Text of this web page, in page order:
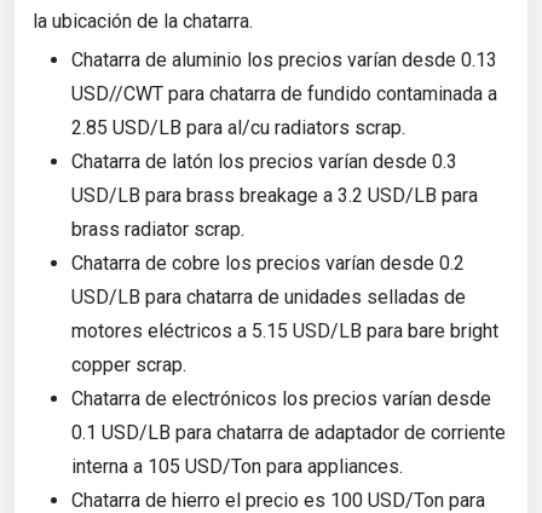
la ubicación de la chatarra.
Chatarra de aluminio los precios varían desde 0.13
USD//CWT para chatarra de fundido contaminada a
2.85 USD/LB para al/cu radiators scrap.
Chatarra de latón los precios varían desde 0.3
USD/LB para brass breakage a 3.2 USD/LB para
brass radiator scrap.
Chatarra de cobre los precios varían desde 0.2
USD/LB para chatarra de unidades selladas de
motores eléctricos a 5.15 USD/LB para bare bright
copper scrap.
Chatarra de electrónicos los precios varían desde
0.1 USD/LB para chatarra de adaptador de corriente
interna a 105 USD/Ton para appliances.
Chatarra de hierro el precio es 100 USD/Ton para